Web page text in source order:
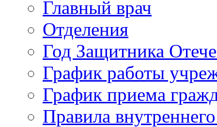
Главный врач
Отделения
Год Защитника
График работы
График приема
Правила